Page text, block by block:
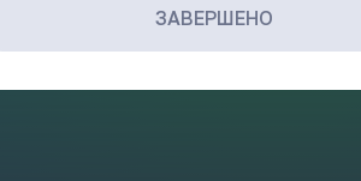
ЗАВЕРШЕНО